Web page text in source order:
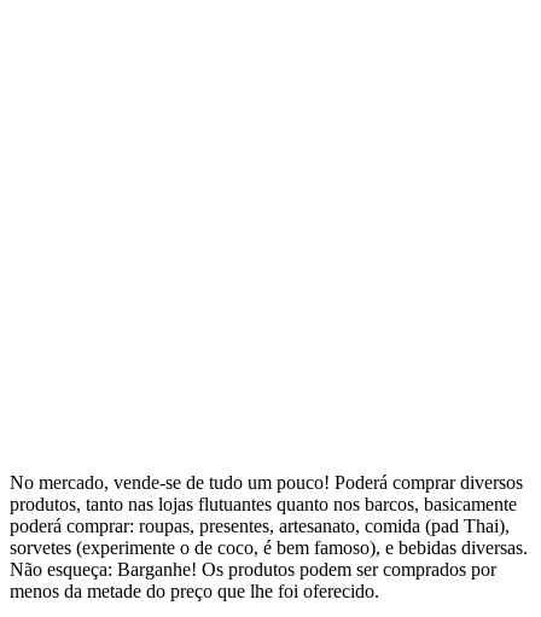
No mercado, vende-se de tudo um pouco! Poderá comprar diversos
produtos, tanto nas lojas flutuantes quanto nos barcos, basicamente
poderá comprar: roupas, presentes, artesanato, comida (pad Thai),
sorvetes (experimente o de coco, é bem famoso), e bebidas diversas.
Não esqueça: Barganhe! Os produtos podem ser comprados por
menos da metade do preço que lhe foi oferecido.